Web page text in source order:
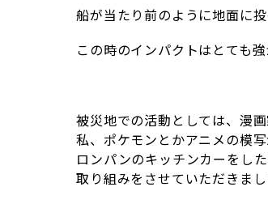
船が当たり前のように地面に投
この時のインパクトはとても強
被災地での活動としては、漫
私、ポケモンとかアニメの模
ロンパンのキッチンカーをし
取り組みをさせていただきまし